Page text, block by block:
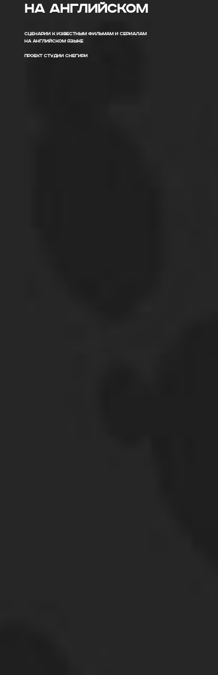
НА АНГЛИЙСКОМ
СЦЕНАРИИ К ИЗВЕСТНЫМ ФИЛЬМАМ И СЕРИАЛАМ
НА АНГЛИЙСКОМ ЯЗЫКЕ
ПРОЕКТ СТУДИИ СНЕГИРИ